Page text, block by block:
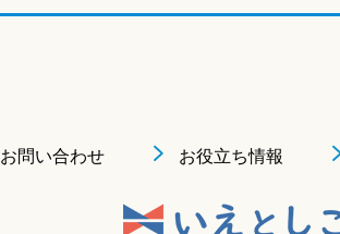
お問い合わせ お役立ち情報